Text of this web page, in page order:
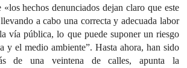
hechos denunciados dejan claro que este
a cabo una correcta y adecuada labor
vía pública, lo que puede suponer un riesgo
y el medio ambiente”. Hasta ahora, han sido
de una veintena de calles, apunta la